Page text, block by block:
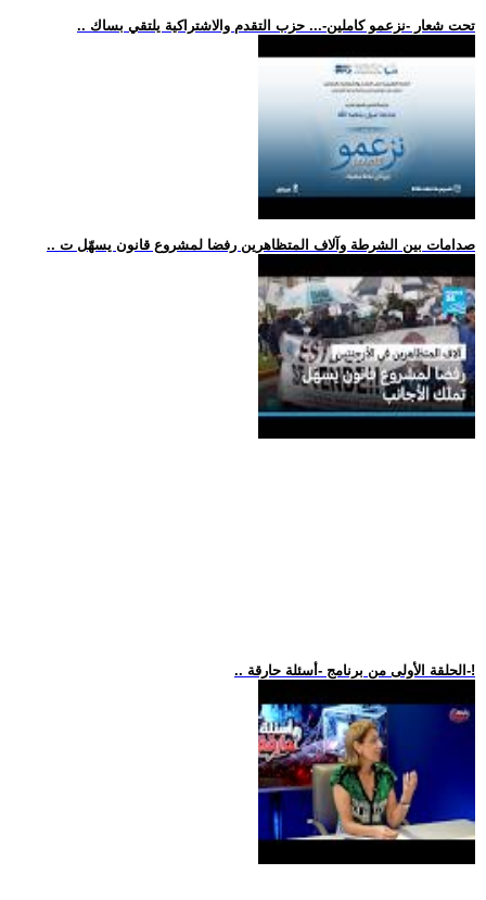
.. تحت شعار -نزعمو كاملين-... حزب التقدم والاشتراكية يلتقي بساك
.. صدامات بين الشرطة وآلاف المتظاهرين رفضا لمشروع قانون يسهّل ت
.. الحلقة الأولى من برنامج -أسئلة حارقة-!